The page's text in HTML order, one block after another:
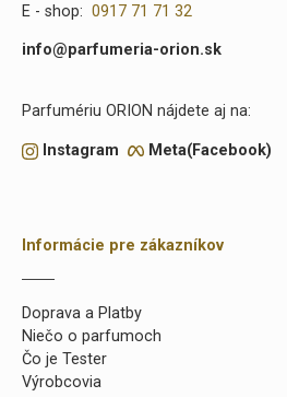
E - shop: 0917 71 71 32
info@parfumeria-orion.sk
Parfumériu ORION nájdete aj na:
Instagram Meta(Facebook)
Informácie pre zákazníkov
Doprava a Platby
Niečo o parfumoch
Čo je Tester
Výrobcovia